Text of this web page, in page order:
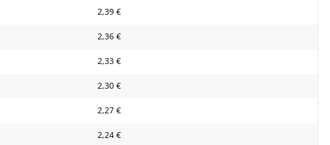
2,39 €
2,36 €
2,33 €
2,30 €
2,27 €
2,24 €